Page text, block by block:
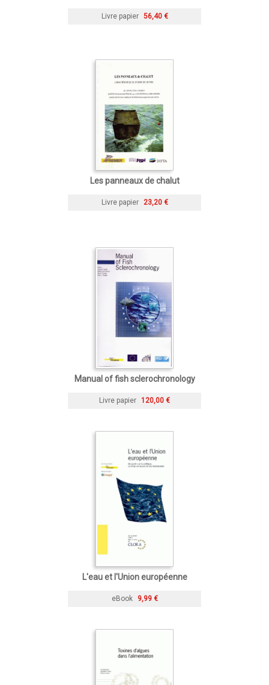
Livre papier 56,40 €
Les panneaux de chalut
Livre papier 23,20 €
Manual of fish sclerochronology
Livre papier 120,00 €
L'eau et l'Union européenne
eBook 9,99 €